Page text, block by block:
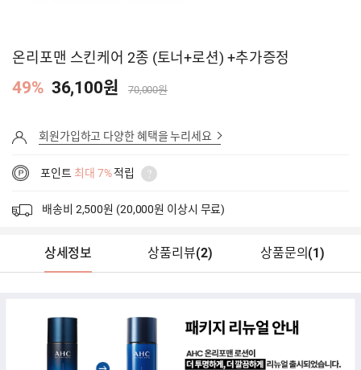
온리포맨 스킨케어 2종 (토너+로션) +추가증정
49% 36,100원 70,000원
회원가입하고 다양한 혜택을 누리세요
포인트 최대 7%적립
배송비 2,500원 (20,000원 이상시 무료)
상세정보 상품리뷰(2) 상품문의 (1)